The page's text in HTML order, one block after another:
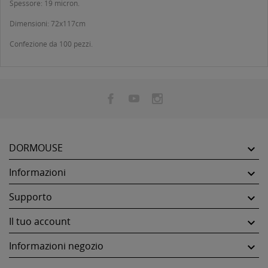
Spessore: 19 micron.
Dimensioni: 72x117cm
Confezione da 100 pezzi.
DORMOUSE 
Informazioni 
Supporto 
Il tuo account 
Informazioni negozio 